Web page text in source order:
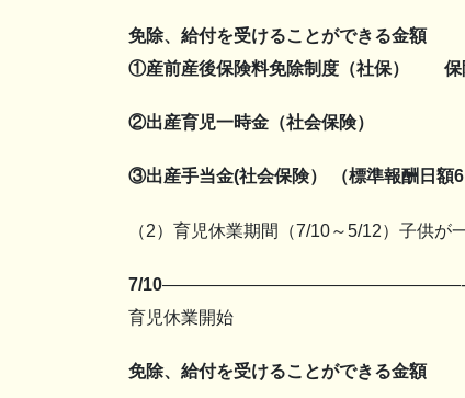
免除、給付を受けることができる金額
①産前産後保険料免除制度 （社保） 保
②出産育児一時金（
③出産手当金(社会保険） （標準報酬日額
（2）育児休業期間（7/10～5/12）子供が
7/10—————————————————-
育児休業開始
免除、給付を受けることができる金額